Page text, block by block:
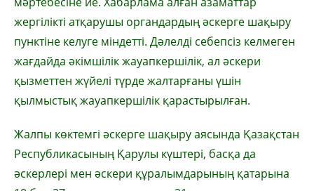
жергілікті атқарушы органдардың әскерге шақыру
пунктіне келуге міндетті. Дәлелді себепсіз келмеген
жағдайда әкімшілік жауапкершілік, ал әскери
қызметтен жүйелі түрде жалтарғаны үшін
қылмыстық жауапкершілік қарастырылған.
Жалпы көктемгі әскерге шақыру аясында Қазақстан
Республикасының Қарулы күштері, басқа да
әскерлері мен әскери құралымдарының қатарына